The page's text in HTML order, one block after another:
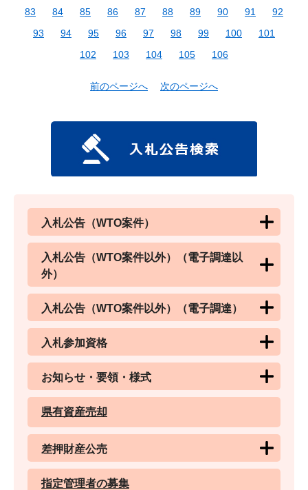
83
84 85 86 87 88 89 90 91
92
93
94 95 96 97 98 99 100
101
102
103 104 105 106
前のページへ 次のページへ
入札公告（WTO案件）
入札公告（WTO案件以外）（電子調達以
外）
入札公告（WTO案件以外）（電子調達）
入札参加資格
お知らせ・要領・様式
県有資産売却
差押財産公売
指定管理者の募集